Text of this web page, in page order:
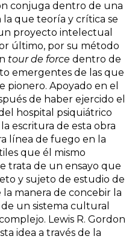
conjuga dentro de una
que teoría y crítica se
proyecto intelectual
último, por su método
tour de force dentro de
emergentes de las que
pionero. Apoyado en el
de haber ejercido el
hospital psiquiátrico
escritura de esta obra
línea de fuego en la
que él mismo
trata de un ensayo que
y sujeto de estudio de
manera de concebir la
un sistema cultural
Lewis R. Gordon
idea a través de la